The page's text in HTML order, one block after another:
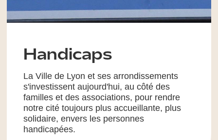
Handicaps
La Ville de Lyon et ses arrondissements
s'investissent aujourd'hui, au côté des
familles et des associations, pour rendre
notre cité toujours plus accueillante, plus
solidaire, envers les personnes
handicapées.